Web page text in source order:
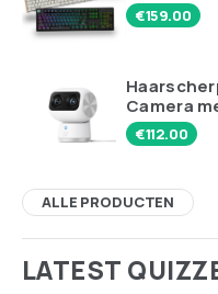
€159.00
Camera
€112.00
ALLE PRODUCTEN
LATEST